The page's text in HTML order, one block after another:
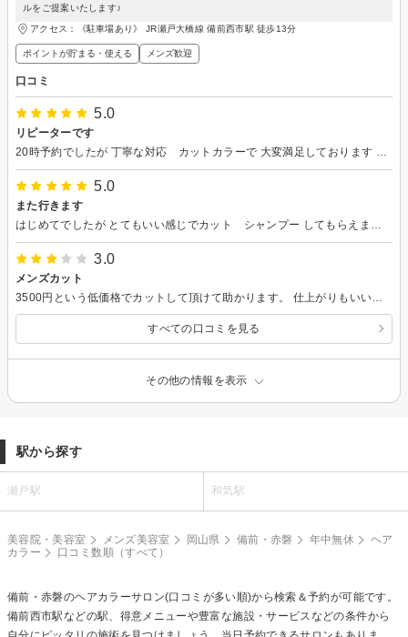
ルをご提案いたします♪
アクセス：《駐車場あり》 JR瀬戸大橋線 備前西市駅 徒歩13分
ポイントが貯まる・使える メンズ歓迎
口コミ
5.0
リピーターです
5.0
また行きます
3.0
メンズカット
すべての口コミを見る
その他の情報を表示
駅から探す
瀬戸駅 和気駅
美容院・美容室 メンズ美容室 岡山県 備前・赤磐 年中無休
ヘア
カラー
口コミ数順（すべて）
備前・赤磐のヘアカラーサロン(口コミが多い順)から検索＆予約が可能です。
備前西市駅などの駅、得意メニューや豊富な施設・サービスなどの条件から